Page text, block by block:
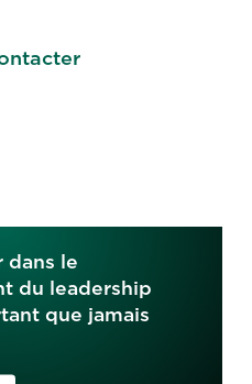
dans le
du leadership
que jamais